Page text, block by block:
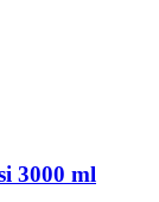
3000 ml